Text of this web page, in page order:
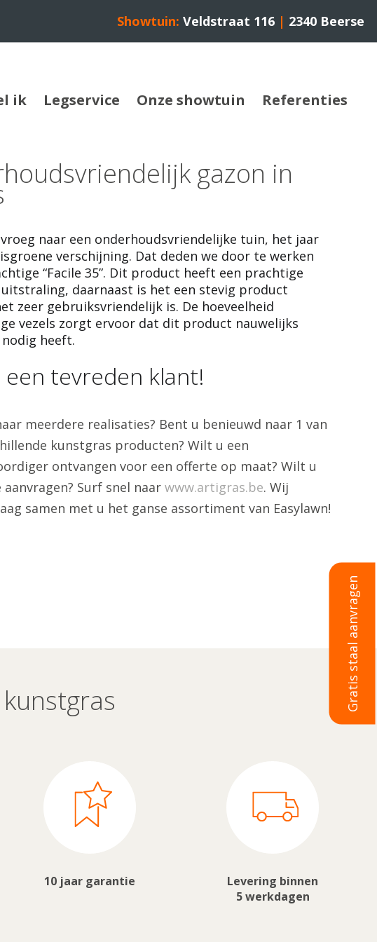
Showtuin: Veldstraat 116 | 2340 Beerse
ik Legservice Onze showtuin Referenties
Gratis staal aanvragen
gazon in
naar een onderhoudsvriendelijke tuin, het jaar
verschijning. Dat deden we door te werken
“Facile 35”. Dit product heeft een prachtige
daarnaast is het een stevig product
zeer gebruiksvriendelijk is. De hoeveelheid
vezels zorgt ervoor dat dit product nauwelijks
heeft.
een tevreden klant!
meerdere realisaties? Bent u benieuwd naar 1 van
kunstgras producten? Wilt u een
ontvangen voor een offerte op maat? Wilt u
aanvragen? Surf snel naar www.artigras.be. Wij
samen met u het ganse assortiment van Easylawn!
10 jaar garantie
Levering binnen
5 werkdagen